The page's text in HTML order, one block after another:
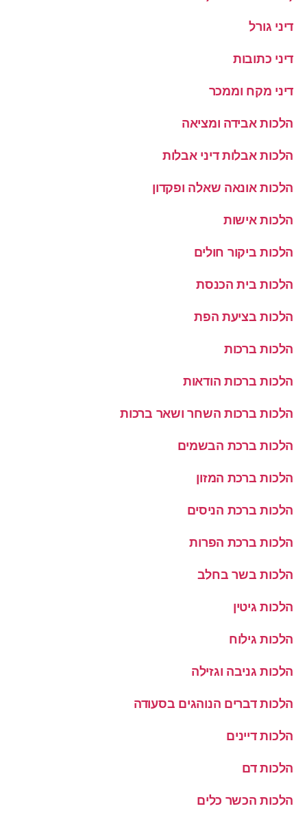
דיני גורל
דיני כתובות
דיני מקח וממכר
הלכות אבידה ומציאה
הלכות אבלות דיני אבלות
הלכות אונאה שאלה ופקדון
הלכות אישות
הלכות ביקור חולים
הלכות בית הכנסת
הלכות בציעת הפת
הלכות ברכות
הלכות ברכות הודאות
הלכות ברכות השחר ושאר ברכות
הלכות ברכת הבשמים
הלכות ברכת המזון
הלכות ברכת הניסים
הלכות ברכת הפרות
הלכות בשר בחלב
הלכות גיטין
הלכות גילוח
הלכות גניבה וגזילה
הלכות דברים הנוהגים בסעודה
הלכות דיינים
הלכות דם
הלכות הכשר כלים